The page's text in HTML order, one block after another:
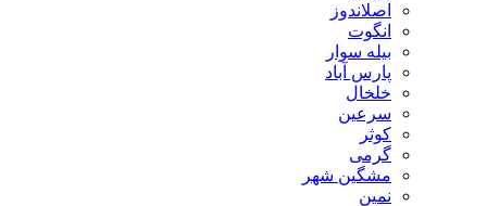
اصلاندوز
انگوت
بیله سوار
پارس آباد
خلخال
سرعین
کوثر
گرمی
مشگین شهر
نمین